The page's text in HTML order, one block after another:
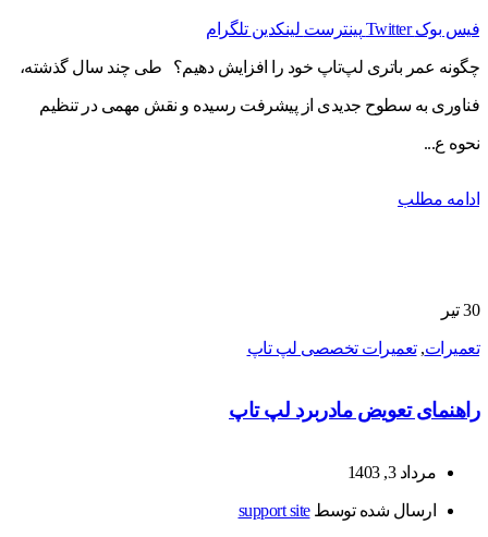
فیس بوک Twitter پینترست لینکدین تلگرام
چگونه عمر باتری لپ‌تاپ خود را افزایش دهیم؟ طی چند سال گذشته،
فناوری به سطوح جدیدی از پیشرفت رسیده و نقش مهمی در تنظیم
نحوه ع...
ادامه مطلب
30 تیر
تعمیرات,تعمیرات تخصصی لپ تاپ
راهنمای تعویض مادربرد لپ تاپ
مرداد 3, 1403
ارسال شده توسطsupport site